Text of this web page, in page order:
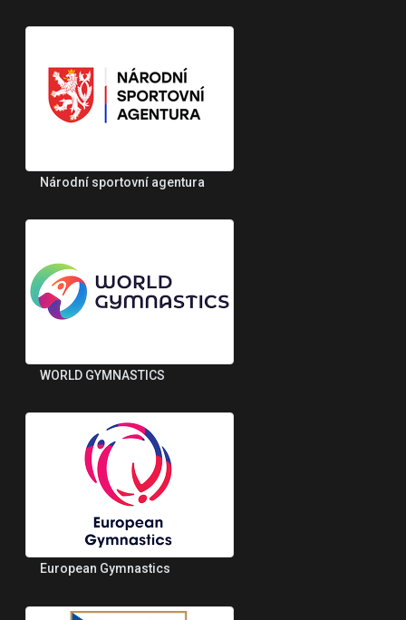
Národní sportovní agentura
WORLD GYMNASTICS
European Gymnastics